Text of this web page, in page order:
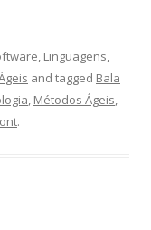
, Linguagens,
and tagged Bala
, Métodos Ágeis,
.